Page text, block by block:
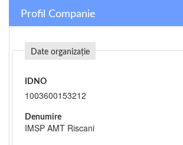
Profil Companie
Date organizație
IDNO
1003600153212
Denumire
IMSP AMT Riscani